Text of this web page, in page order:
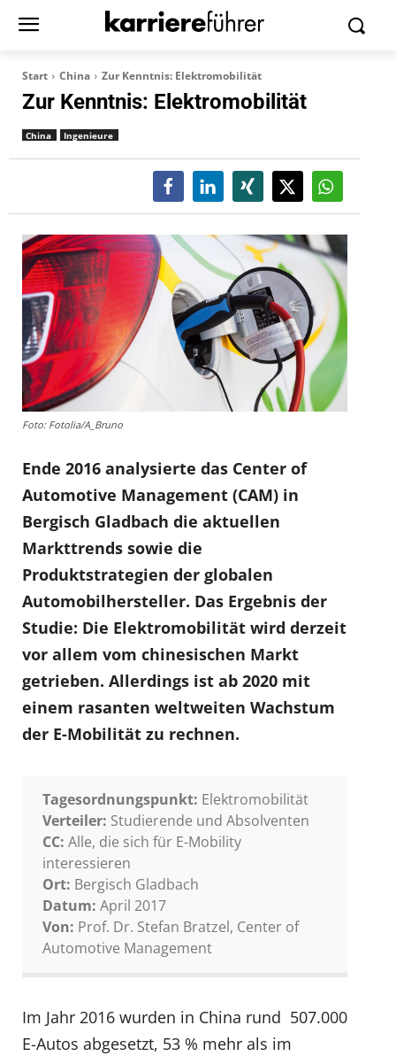
Start China Zur Kenntnis: Elektromobilität
Zur Kenntnis: Elektromobilität
China Ingenieure
Foto: Fotolia/A_Bruno
Ende 2016 analysierte das Center of
Automotive Management (CAM) in
Bergisch Gladbach die aktuellen
Markttrends sowie die
Produktstrategien der globalen
Automobilhersteller. Das Ergebnis der
Studie: Die Elektromobilität wird derzeit
vor allem vom chinesischen Markt
getrieben. Allerdings ist ab 2020 mit
einem rasanten weltweiten Wachstum
der E-Mobilität zu rechnen.
Tagesordnungspunkt: Elektromobilität
Verteiler: Studierende und Absolventen
CC: Alle, die sich für E-Mobility
interessieren
Ort: Bergisch Gladbach
Datum: April 2017
Von: Prof. Dr. Stefan Bratzel, Center of
Automotive Management
Im Jahr 2016 wurden in China rund 507.000
E-Autos abgesetzt, 53 % mehr als im